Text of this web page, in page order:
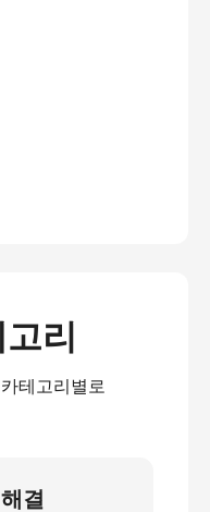
리
테고리별로
결